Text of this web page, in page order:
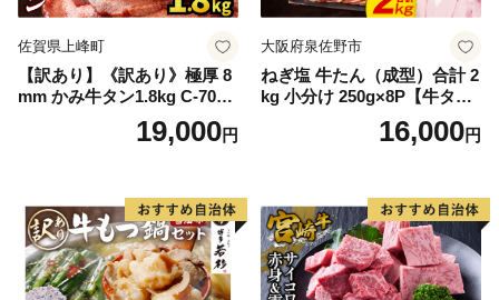
佐賀県上峰町
【訳あり】《訳あり》極厚 8
mm かみ牛タン1.8kg C-709-
19,000円
大阪府泉佐野市
ねぎ塩 牛たん（成型）合計 2
kg 小分け 250g×8P【牛タン
牛肉 焼肉用 薄切り 訳あり サ
16,000円